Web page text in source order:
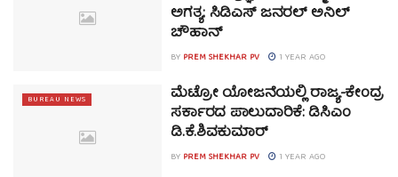
ಅಗತ್ಯ: ಸಿಡಿಎಸ್ ಜನರಲ್ ಅನಿಲ್
ಚೌಹಾನ್
BY PREM SHEKHAR PV 1 YEAR AGO
BUREAU NEWS ಮೆಟ್ರೋ ಯೋಜನೆಯಲ್ಲಿ ರಾಜ್ಯ-ಕೇಂದ್ರ
ಸರ್ಕಾರದ ಪಾಲುದಾರಿಕೆ: ಡಿಸಿಎಂ
ಡಿ.ಕೆ.ಶಿವಕುಮಾರ್
BY PREM SHEKHAR PV 1 YEAR AGO